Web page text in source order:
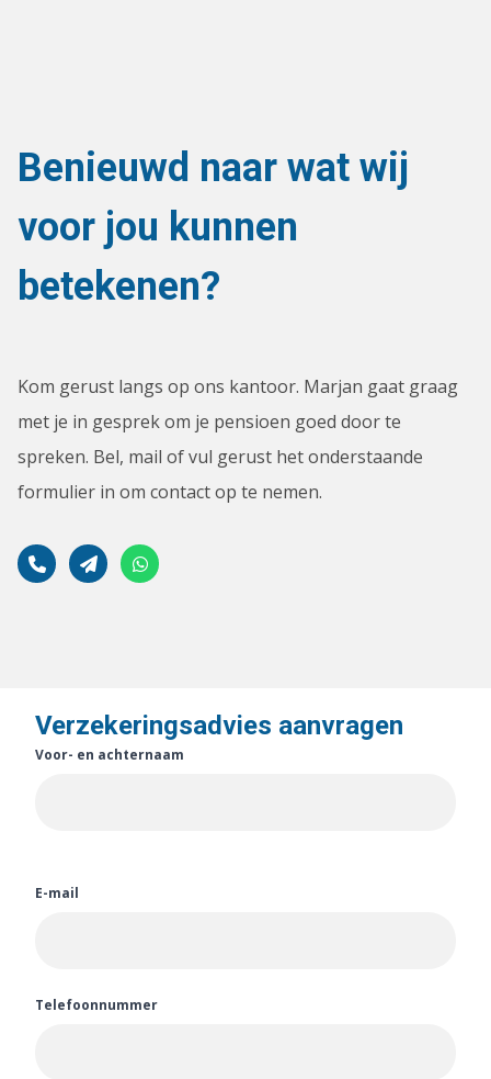
Benieuwd naar wat wij
voor jou kunnen
betekenen?
Kom gerust langs op ons kantoor. Marjan gaat graag
met je in gesprek om je pensioen goed door te
spreken. Bel, mail of vul gerust het onderstaande
formulier in om contact op te nemen.
Verzekeringsadvies aanvragen
Voor- en achternaam
E-mail
Telefoonnummer